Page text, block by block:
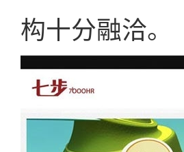
构十分融洽。